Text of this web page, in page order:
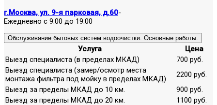
г.Москва, ул. 9-я парковая, д.60-
Ежедневно с 9.00 до 19.00
Обслуживание бытовых систем водоочистки. Основные работы.
Услуга
Цена
Выезд специалиста (в пределах МКАД)
700 руб.
Выезд специалиста (замер/осмотр места
монтажа фильтра под мойку в пределах МКАД)
2200 руб.
Выезд за пределы МКАД до 10 км.
900 руб.
Выезд за пределы МКАД до 20 км.
1100 руб.